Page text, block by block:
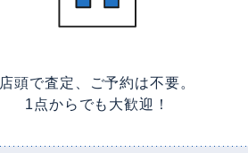
店頭で査定、ご予約は不要。
1点からでも大歓迎！